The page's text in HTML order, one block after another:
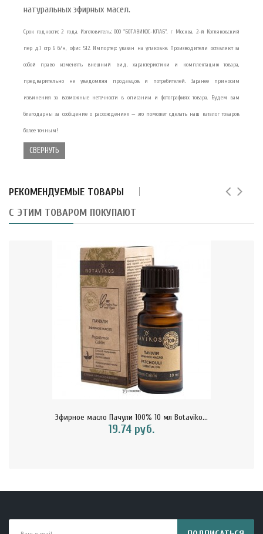
натуральных эфирных масел.
Срок годности: 2 года. Изготовитель: ООО "БОТАВИКОС-КЛАБ", г Москва, 2-й Котляковский
пер д.1 стр 6 б/н, офис 512. Импортер: указан на упаковке. Производители оставляют за
собой право изменять внешний вид, характеристики и комплектацию товара,
предварительно не уведомляя продавцов и потребителей. Заранее приносим
извинения за возможные неточности в описании и фотографиях товара. Будем вам
благодарны за сообщение о расхождениях — это поможет сделать наш каталог товаров
более точным!
СВЕРНУТЬ
РЕКОМЕНДУЕМЫЕ ТОВАРЫ
С ЭТИМ ТОВАРОМ ПОКУПАЮТ
Эфирное масло Пачули 100% 10 мл Botaviko...
19.74 руб.